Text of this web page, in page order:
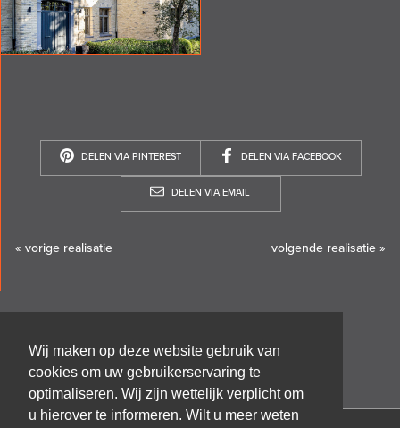
Wij maken op deze website gebruik van
cookies om uw gebruikerservaring te
optimaliseren. Wij zijn wettelijk verplicht om
u hierover te informeren. Wilt u meer weten
DELEN VIA PINTEREST DELEN VIA FACEBOOK
DELEN VIA EMAIL
« vorige realisatie volgende realisatie »